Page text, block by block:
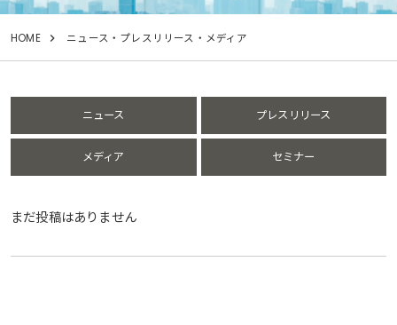
HOME ニュース・プレスリリース・メディア
ニュース プレスリリース
メディア セミナー
まだ投稿はありません